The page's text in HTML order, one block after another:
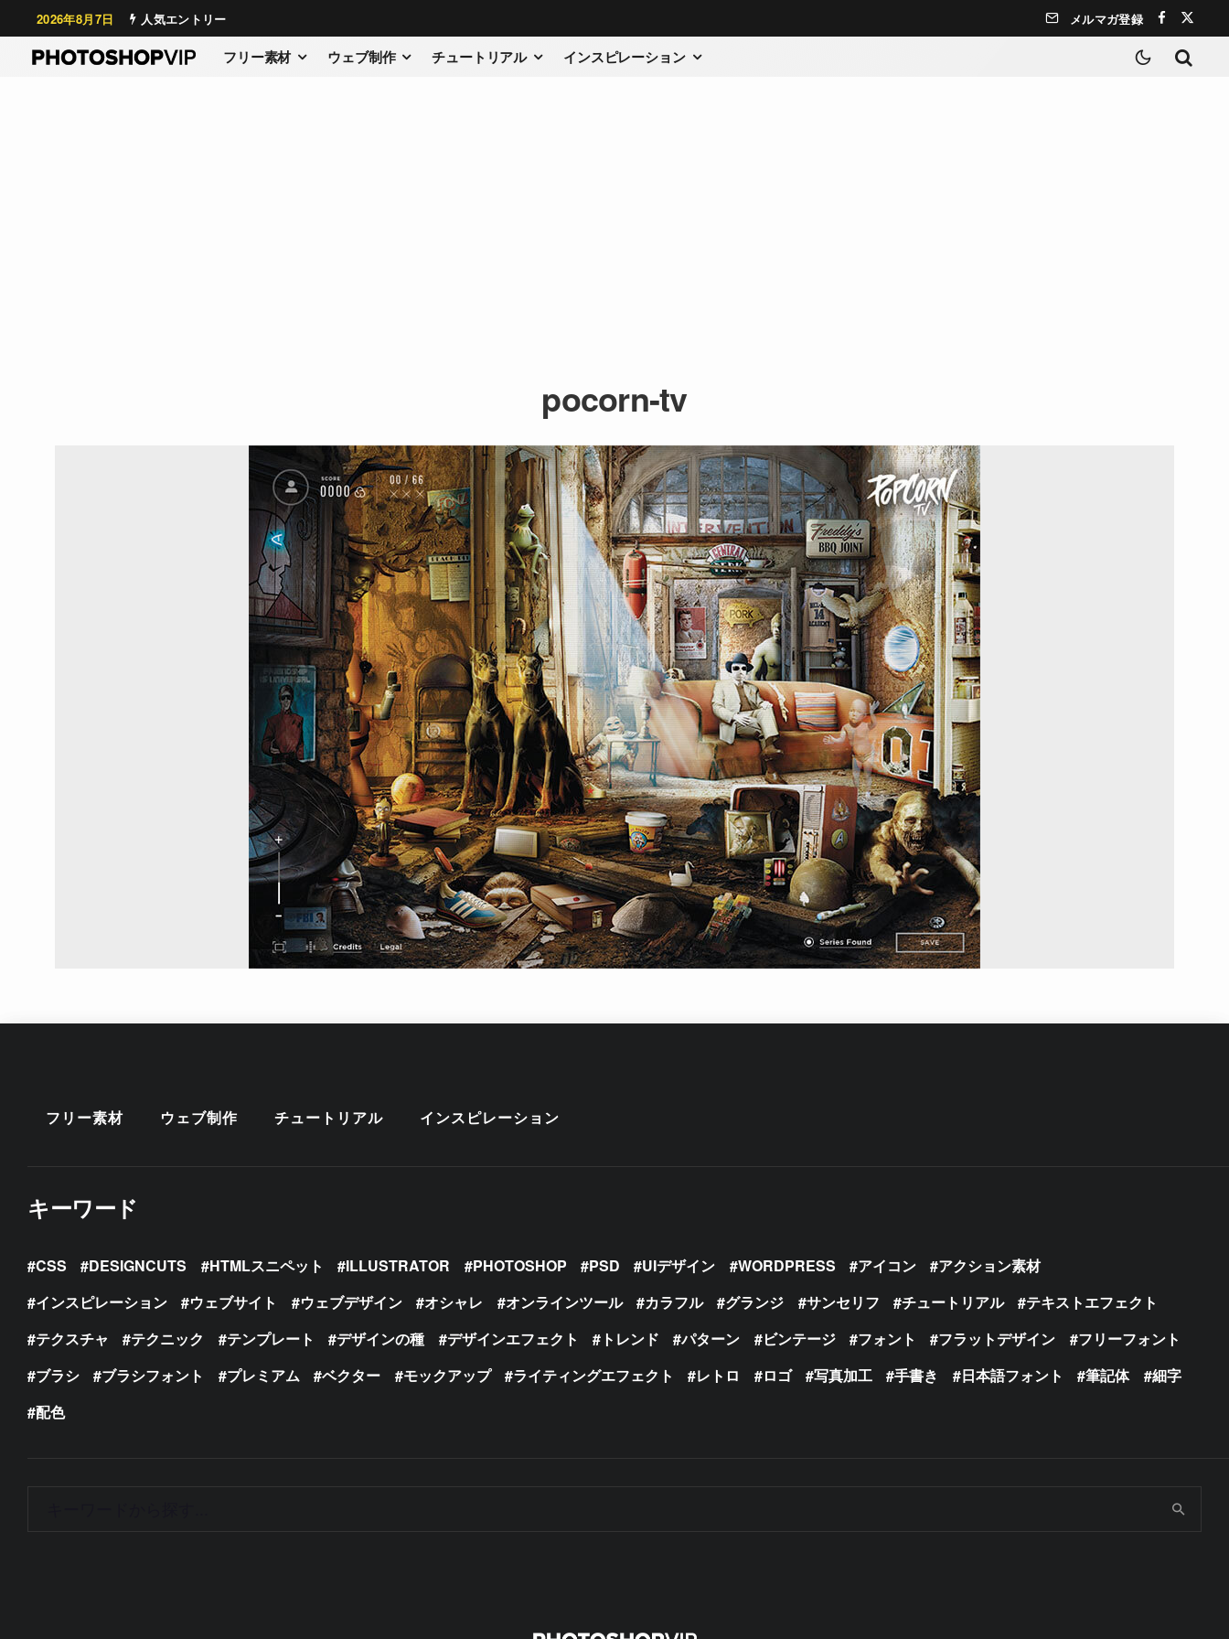
2026年8月7日 人気エントリー メルマガ登録
フリー素材 ウェブ制作 チュートリアル インスピレーション
pocorn-tv
フリー素材 ウェブ制作 チュートリアル インスピレーション
キーワード
CSS DESIGNCUTS HTMLスニペット ILLUSTRATOR PHOTOSHOP PSD UIデザイン WORDPRESS アイコン
アクション素材
インスピレーション
ウェブサイト ウェブデザイン オシャレ オンラインツール カラフル グランジ サンセリフ チュートリアル
テキストエフェクト
テクスチャ
テクニック テンプレート デザインの種 デザインエフェクト トレンド パターン ビンテージ フォント フラットデザイン
フリーフォント
ブラシ
ブラシフォント プレミアム ベクター モックアップ ライティングエフェクト レトロ ロゴ 写真加工 手書き 日本語フォント 筆記体
細字
配色